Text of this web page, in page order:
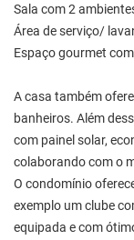
Sala com 2
Área de serviço/
Espaço gourmet
A casa também
banheiros. Além
com painel solar,
colaborando com o
O condomínio
exemplo um clube
equipada e com